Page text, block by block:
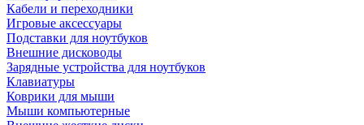
Кабели и переходники
Игровые аксессуары
Подставки для ноутбуков
Внешние дисководы
Зарядные устройства для ноутбуков
Клавиатуры
Коврики для мыши
Мыши компьютерные